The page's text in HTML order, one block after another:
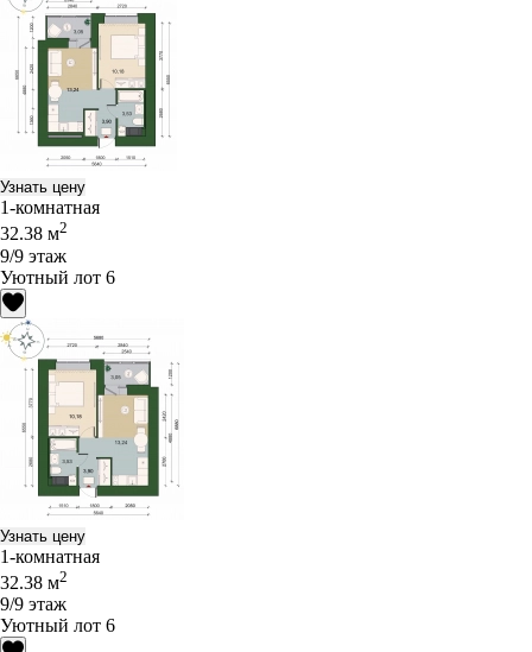
Узнать цену
1-комнатная
32.38 м2
9/9 этаж
Уютный лот 6
Узнать цену
1-комнатная
32.38 м2
9/9 этаж
Уютный лот 6